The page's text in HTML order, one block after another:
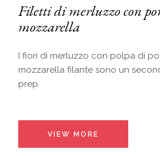
Filetti di merluzzo con
mozzarella
I fiori di merluzzo con polpa di
mozzarella filante sono un
prep
VIEW MORE